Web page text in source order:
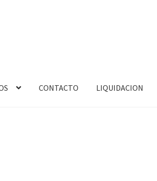
CONTACTO LIQUIDACION